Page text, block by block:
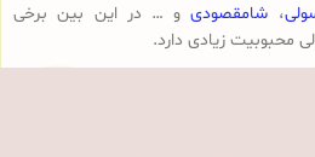
، شامقصودیو … در این بین برخی
محبوبیت زیادی دارد.